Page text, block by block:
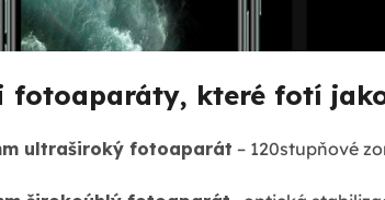
fotoaparáty, které fotí
ultraširoký fotoaparát – 120stupňové